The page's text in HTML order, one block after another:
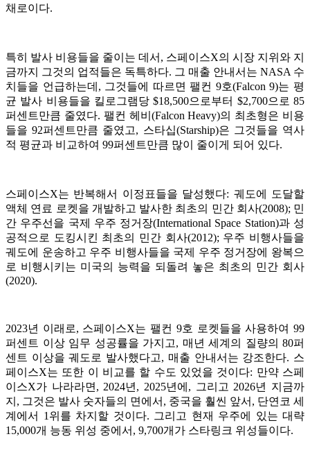
채로이다.
특히 발사 비용들을 줄이는 데서, 스페이스X의 시장 지위와 지
금까지 그것의 업적들은 독특하다. 그 매출 안내서는 NASA 수
치들을 언급하는데, 그것들에 따르면 팰컨 9호(Falcon 9)는 평
균 발사 비용들을 킬로그램당 $18,500으로부터 $2,700으로 85
퍼센트만큼 줄였다. 팰컨 헤비(Falcon Heavy)의 최초형은 비용
들을 92퍼센트만큼 줄였고, 스타십(Starship)은 그것들을 역사
적 평균과 비교하여 99퍼센트만큼 많이 줄이게 되어 있다.
스페이스X는 반복해서 이정표들을 달성했다: 궤도에 도달할
액체 연료 로켓을 개발하고 발사한 최초의 민간 회사(2008); 민
간 우주선을 국제 우주 정거장(International Space Station)과 성
공적으로 도킹시킨 최초의 민간 회사(2012); 우주 비행사들을
궤도에 운송하고 우주 비행사들을 국제 우주 정거장에 왕복으
로 비행시키는 미국의 능력을 되돌려 놓은 최초의 민간 회사
(2020).
2023년 이래로, 스페이스X는 팰컨 9호 로켓들을 사용하여 99
퍼센트 이상 임무 성공률을 가지고, 매년 세계의 질량의 80퍼
센트 이상을 궤도로 발사했다고, 매출 안내서는 강조한다. 스
페이스X는 또한 이 비교를 할 수도 있었을 것이다: 만약 스페
이스X가 나라라면, 2024년, 2025년에, 그리고 2026년 지금까
지, 그것은 발사 숫자들의 면에서, 중국을 훨씬 앞서, 단연코 세
계에서 1위를 차지할 것이다. 그리고 현재 우주에 있는 대략
15,000개 능동 위성 중에서, 9,700개가 스타링크 위성들이다.